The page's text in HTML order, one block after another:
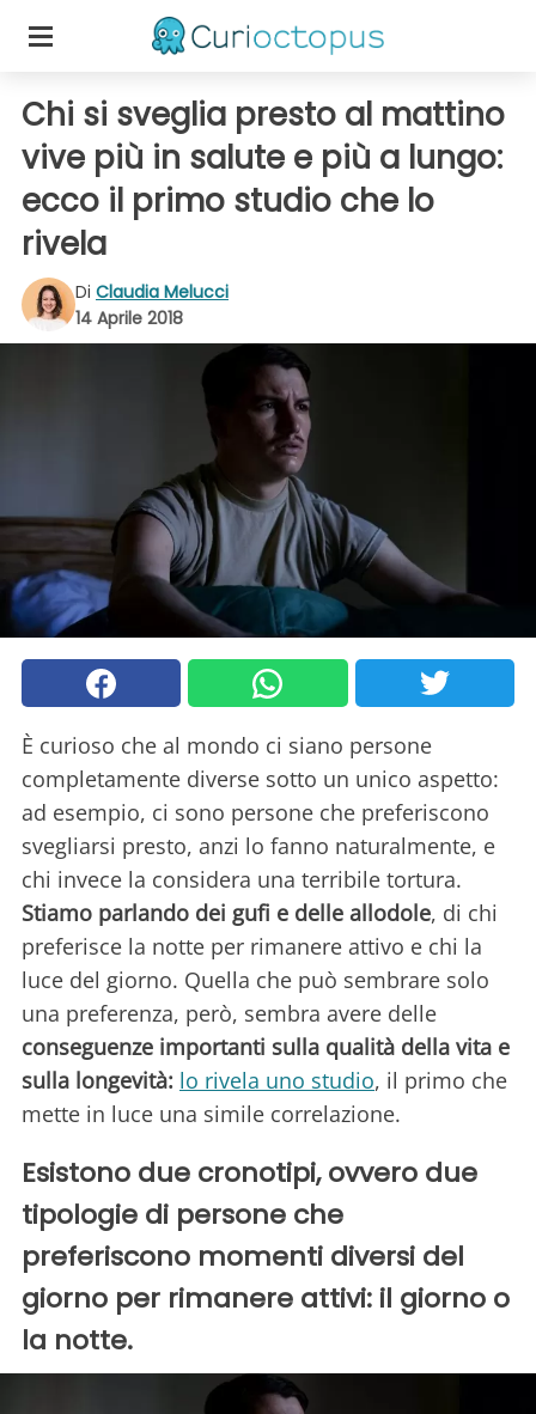
Chi si sveglia presto al mattino
vive più in salute e più a lungo:
ecco il primo studio che lo
rivela
Di Claudia Melucci
14 Aprile 2018
È curioso che al mondo ci siano persone
completamente diverse sotto un unico aspetto:
ad esempio, ci sono persone che preferiscono
svegliarsi presto, anzi lo fanno naturalmente, e
chi invece la considera una terribile tortura.
Stiamo parlando dei gufi e delle allodole, di chi
preferisce la notte per rimanere attivo e chi la
luce del giorno. Quella che può sembrare solo
una preferenza, però, sembra avere delle
conseguenze importanti sulla qualità della vita e
sulla longevità: lo rivela uno studio, il primo che
mette in luce una simile correlazione.
Esistono due cronotipi, ovvero due
tipologie di persone che
preferiscono momenti diversi del
giorno per rimanere attivi: il giorno o
la notte.